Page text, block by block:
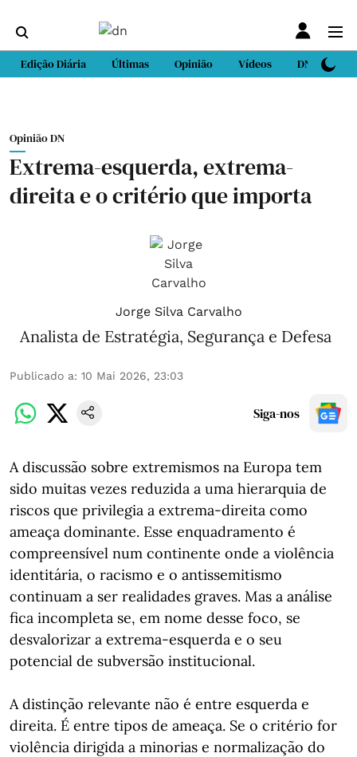
Edição Diária Últimas Opinião Vídeos DN Sport
Opinião DN
Extrema-esquerda, extrema-
direita e o critério que importa
Jorge Silva Carvalho
Analista de Estratégia, Segurança e Defesa
Publicado a: 10 Mai 2026, 23:03
Siga-nos
A discussão sobre extremismos na Europa tem
sido muitas vezes reduzida a uma hierarquia de
riscos que privilegia a extrema-direita como
ameaça dominante. Esse enquadramento é
compreensível num continente onde a violência
identitária, o racismo e o antissemitismo
continuam a ser realidades graves. Mas a análise
fica incompleta se, em nome desse foco, se
desvalorizar a extrema-esquerda e o seu
potencial de subversão institucional.
A distinção relevante não é entre esquerda e
direita. É entre tipos de ameaça. Se o critério for
violência dirigida a minorias e normalização do